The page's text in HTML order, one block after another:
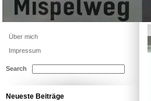
Über mich
Impressum
Search
Neueste Beiträge